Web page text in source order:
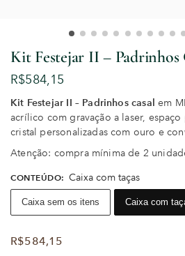
Kit Festejar II – Padrinhos
R$584,15
Kit Festejar II – Padrinhos casal em
acrílico com gravação a laser, espaço
cristal personalizadas com ouro e
Atenção: compra mínima de 2
CONTEÚDO: Caixa com taças
Caixa sem os itens Caixa com
R$584,15